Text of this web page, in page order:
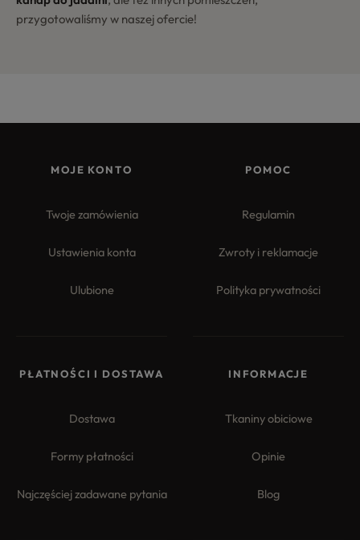
przygotowaliśmy w naszej ofercie!
MOJE KONTO
Twoje zamówienia
Ustawienia konta
Ulubione
POMOC
Regulamin
Zwroty i reklamacje
Polityka prywatności
PŁATNOŚCI I DOSTAWA
Dostawa
Formy płatności
Najczęściej zadawane pytania
INFORMACJE
Tkaniny obiciowe
Opinie
Blog